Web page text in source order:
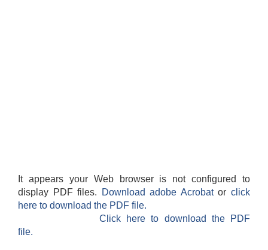
It appears your Web browser is not configured to
display PDF files.
Download adobe Acrobatorclick
here to download the PDF file.
Click here to download the PDF
file.